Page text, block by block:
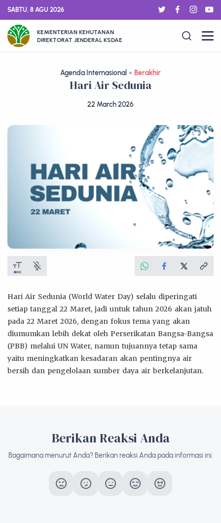
SABTU, 8 AGU 2026
KEMENTERIAN KEHUTANAN
DIREKTORAT JENDERAL KSDAE
Agenda Internasional Berakhir
Hari Air Sedunia
22 March 2026
Hari Air Sedunia (World Water Day) selalu diperingati
setiap tanggal 22 Maret, jadi untuk tahun 2026 akan jatuh
pada 22 Maret 2026, dengan fokus tema yang akan
diumumkan lebih dekat oleh Perserikatan Bangsa-Bangsa
(PBB) melalui UN Water, namun tujuannya tetap sama
yaitu meningkatkan kesadaran akan pentingnya air
bersih dan pengelolaan sumber daya air berkelanjutan.
Berikan Reaksi Anda
Bagaimana menurut Anda? Berikan reaksi Anda pada informasi ini.